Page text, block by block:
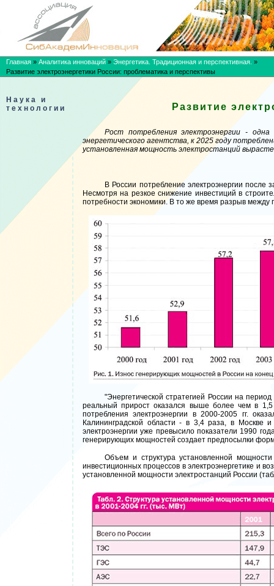
Главная » Аналитика инноваций » Энергетика. Традиционная и перспективная. »
Развитие электроэнергетики России: проблематика и перспективы
Наука и
технологии
Развитие
Рост потребления электроэнергии -
энергетического агентства, к 2025 году
установленная мощность электростанций
В России потребление электроэнергии после
Несмотря на резкое снижение инвестиций в
потребности экономики. В то же время разрыв между
"Энергетической стратегией России на
реальный прирост оказался выше более чем в
потребления электроэнергии в 2000-2005 гг.
Калининградской области - в 3,4 раза, в Москве
электроэнергии уже превысило показатели 1990
генерирующих мощностей создает предпосылки
Объем и структура установленной
инвестиционных процессов в электроэнергетике и
установленной мощности электростанций России